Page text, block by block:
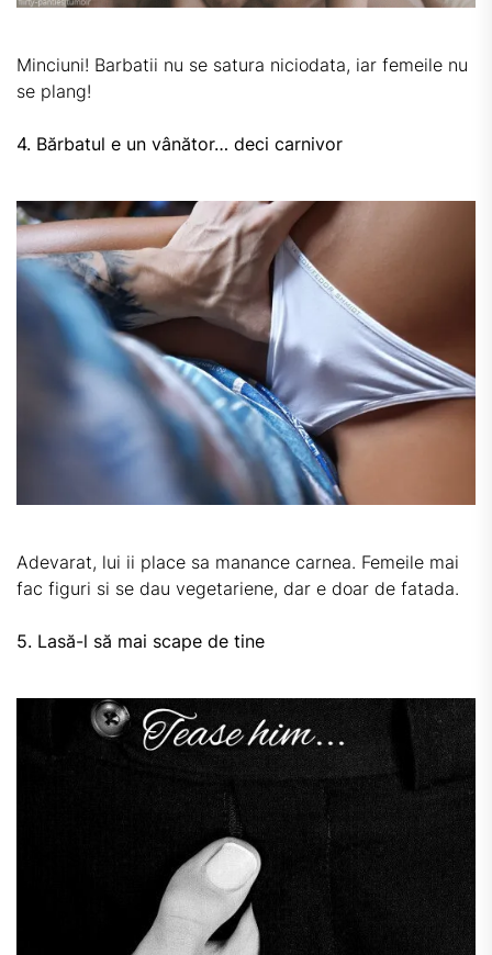
Minciuni! Barbatii nu se satura niciodata, iar femeile nu
se plang!
4. Bărbatul e un vânător… deci carnivor
Adevarat, lui ii place sa manance carnea. Femeile mai
fac figuri si se dau vegetariene, dar e doar de fatada.
5. Lasă-l să mai scape de tine